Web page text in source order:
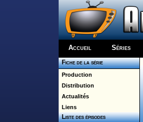
Accueil Séries
Fiche de la série
Production
Distribution
Actualités
Liens
Liste des épisodes